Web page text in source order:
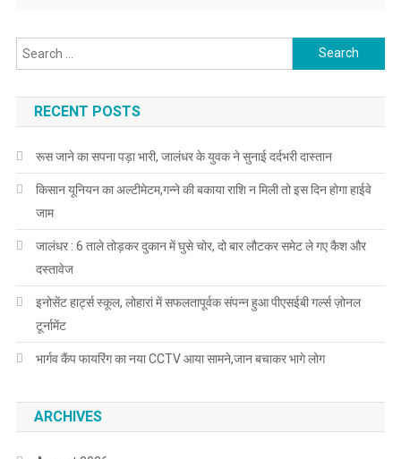
Search for:
RECENT POSTS
रूस जाने का सपना पड़ा भारी, जालंधर के युवक ने सुनाई दर्दभरी दास्तान
किसान यूनियन का अल्टीमेटम,गन्ने की बकाया राशि न मिली तो इस दिन होगा हाईवे
जाम
जालंधर : 6 ताले तोड़कर दुकान में घुसे चोर, दो बार लौटकर समेट ले गए कैश और
दस्तावेज
इनोसेंट हार्ट्स स्कूल, लोहारां में सफलतापूर्वक संपन्न हुआ पीएसईबी गर्ल्स ज़ोनल
टूर्नामेंट
भार्गव कैंप फायरिंग का नया CCTV आया सामने,जान बचाकर भागे लोग
ARCHIVES